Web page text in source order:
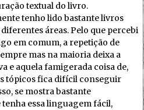
textual do livro.
tenho lido bastante livros
áreas. Pelo que percebi
em comum, a repetição de
mas na maioria deixa a
e aquela famigerada coisa de,
tópicos fica difícil conseguir
se mostra bastante
essa linguagem fácil,